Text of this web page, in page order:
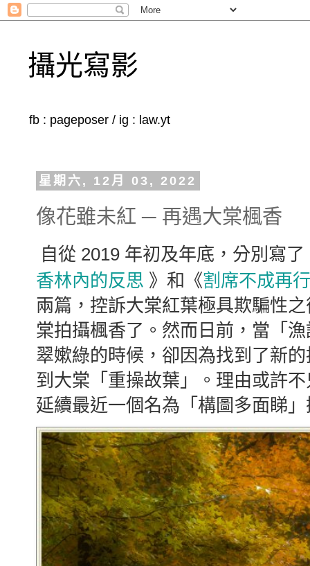
攝光寫影
fb : pageposer / ig : law.yt
星期六, 12月 03, 2022
像花雖未紅 ─ 再遇大棠楓香
自從 2019 年初及年底，分別寫了
香林內的反思 》和《割席不成再
兩篇，控訴大棠紅葉極具欺騙性
棠拍攝楓香了。然而日前，當「
翠嫰綠的時候，卻因為找到了新
到大棠「重操故葉」。理由或許
延續最近一個名為「構圖多面睇